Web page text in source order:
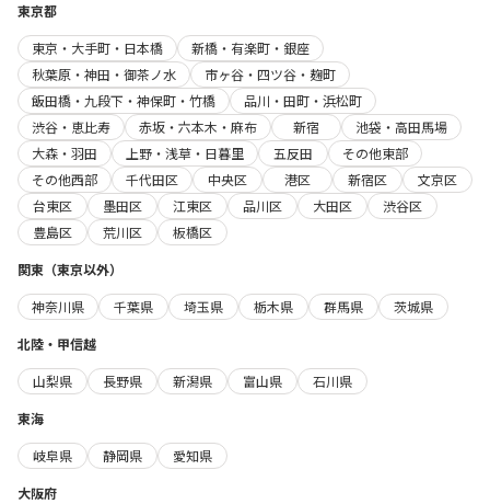
東京都
東京・大手町・日本橋
新橋・有楽町・銀座
秋葉原・神田・御茶ノ水
市ヶ谷・四ツ谷・麹町
飯田橋・九段下・神保町・竹橋
品川・田町・浜松町
渋谷・恵比寿
赤坂・六本木・麻布 新宿
池袋・高田馬場
大森・羽田
上野・浅草・日暮里 五反田
その他東部
その他西部
千代田区 中央区 港区 新宿区
文京区
台東区
墨田区 江東区 品川区 大田区
渋谷区
豊島区
荒川区
板橋区
関東（東京以外）
神奈川県
千葉県 埼玉県 栃木県 群馬県
茨城県
北陸・甲信越
山梨県
長野県 新潟県 富山県
石川県
東海
岐阜県
静岡県
愛知県
大阪府